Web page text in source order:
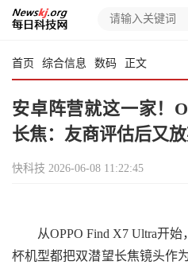
首页 综合信息 数码 正文
安卓阵营就这一家！
长焦：友商评估后又
快科技 2026-06-08 11:22:45
从OPPO Find X7 Ultra开始
杯机型都把双潜望长焦镜头作